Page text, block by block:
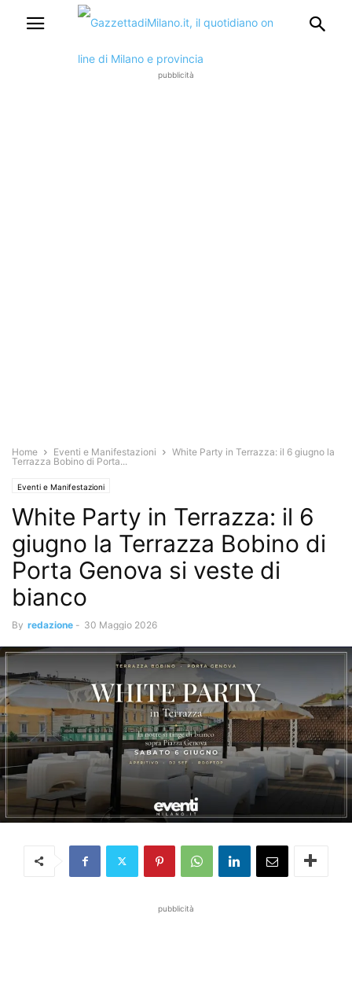
pubblicità
Home Eventi e Manifestazioni
White Party in Terrazza: il 6 giugno la
Terrazza Bobino di Porta...
Eventi e Manifestazioni
White Party in Terrazza: il 6
giugno la Terrazza Bobino di
Porta Genova si veste di
bianco
By redazione - 30 Maggio 2026
pubblicità